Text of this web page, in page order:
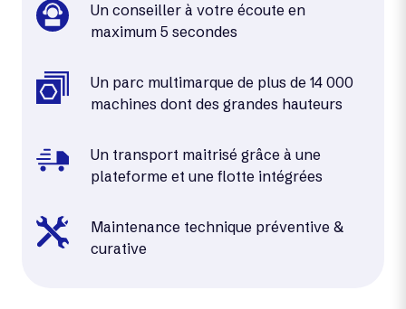
Un conseiller à votre écoute en
maximum 5 secondes
Un parc multimarque de plus de 14 000
machines dont des grandes hauteurs
Un transport maitrisé grâce à une
plateforme et une flotte intégrées
Maintenance technique préventive &
curative